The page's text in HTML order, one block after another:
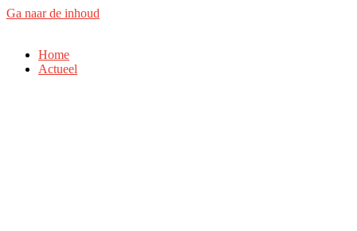
Ga naar de inhoud
Home
Actueel